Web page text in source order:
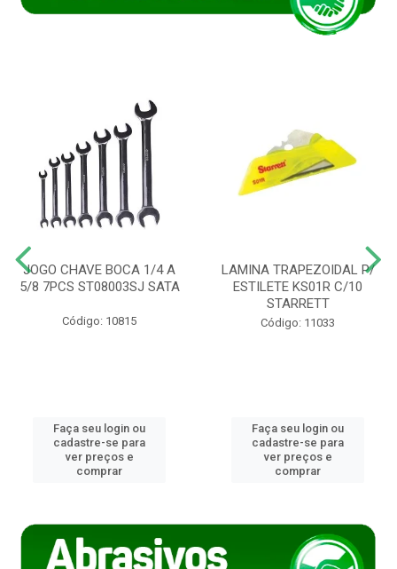
JOGO CHAVE BOCA 1/4 A
5/8 7PCS ST08003SJ SATA
Código: 10815
Faça seu login ou
cadastre-se para
ver preços e
comprar
LAMINA TRAPEZOIDAL P/
ESTILETE KS01R C/10
STARRETT
Código: 11033
Faça seu login ou
cadastre-se para
ver preços e
comprar